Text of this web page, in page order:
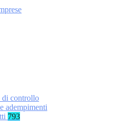
di controllo
adempimenti
793